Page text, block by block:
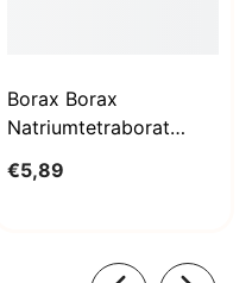
Borax Borax
Natriumtetraborat
BioLaboratorium
€5,89